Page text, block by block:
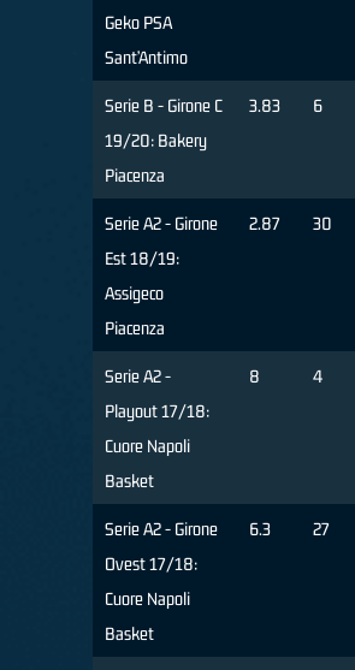
Geko PSA
Sant’Antimo
Serie B - Girone C
19/20: Bakery
Piacenza
3.83 6
Serie A2 - Girone
Est 18/19:
Assigeco
Piacenza
2.87 30
Serie A2 -
Playout 17/18:
Cuore Napoli
Basket
8 4
Serie A2 - Girone
Ovest 17/18:
Cuore Napoli
Basket
6.3 27